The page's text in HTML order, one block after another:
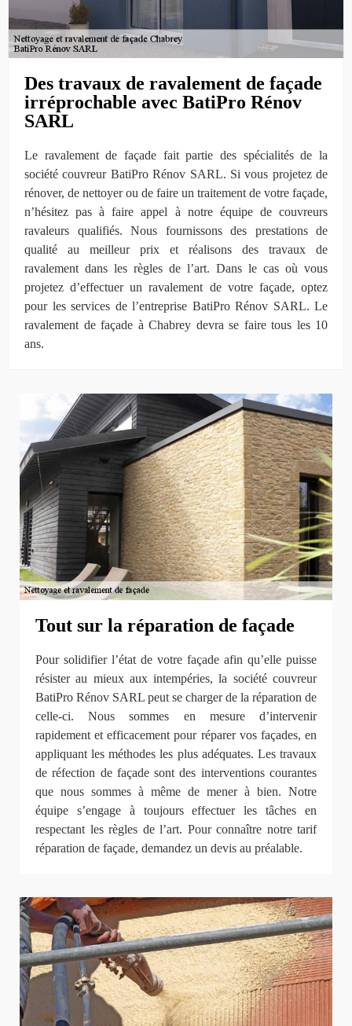
Des travaux de ravalement de façade
irréprochable avec BatiPro Rénov
SARL
Le ravalement de façade fait partie des spécialités de la
société couvreur BatiPro Rénov SARL. Si vous projetez de
rénover, de nettoyer ou de faire un traitement de votre façade,
n’hésitez pas à faire appel à notre équipe de couvreurs
ravaleurs qualifiés. Nous fournissons des prestations de
qualité au meilleur prix et réalisons des travaux de
ravalement dans les règles de l’art. Dans le cas où vous
projetez d’effectuer un ravalement de votre façade, optez
pour les services de l’entreprise BatiPro Rénov SARL. Le
ravalement de façade à Chabrey devra se faire tous les 10
ans.
Tout sur la réparation de façade
Pour solidifier l’état de votre façade afin qu’elle puisse
résister au mieux aux intempéries, la société couvreur
BatiPro Rénov SARL peut se charger de la réparation de
celle-ci. Nous sommes en mesure d’intervenir
rapidement et efficacement pour réparer vos façades, en
appliquant les méthodes les plus adéquates. Les travaux
de réfection de façade sont des interventions courantes
que nous sommes à même de mener à bien. Notre
équipe s’engage à toujours effectuer les tâches en
respectant les règles de l’art. Pour connaître notre tarif
réparation de façade, demandez un devis au préalable.